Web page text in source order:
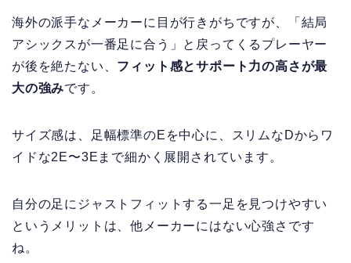
海外の派手なメーカーに目が行きがちですが、「結局
アシックスが一番足に合う」と戻ってくるプレーヤー
が後を絶たない、 フィット感とサポート力の高さが最
大の強みです。
サイズ感は、足幅標準のEを中心に、スリムなDからワ
イドな2E〜3Eまで細かく展開されています。
自分の足にジャストフィットする一足を見つけやすい
というメリットは、他メーカーにはない心強さです
ね。